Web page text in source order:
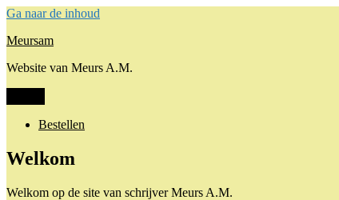
Ga naar de inhoud
Meursam
Website van Meurs A.M.
Bestellen
Welkom
Welkom op de site van schrijver Meurs A.M.